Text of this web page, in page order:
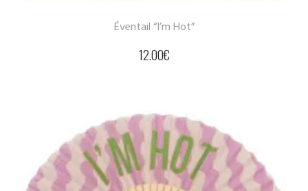
Éventail “I’m Hot”
12.00€